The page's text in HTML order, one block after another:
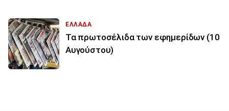
ΕΛΛΑΔΑ
Τα πρωτοσέλιδα των εφημερίδων (10
Αυγούστου)